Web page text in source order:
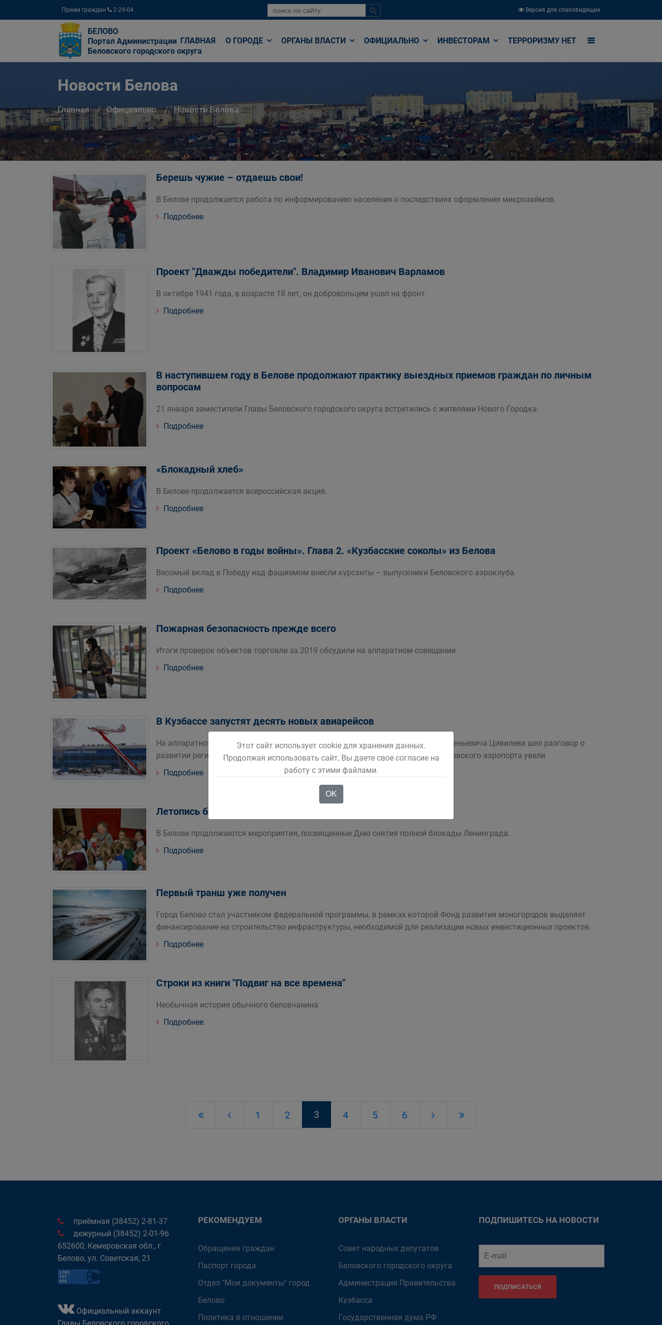
Прием граждан 2-29-04 Версия для слабовидящих
БЕЛОВО
Портал Администрации
Беловского городского округа
ГЛАВНАЯ О ГОРОДЕ ОРГАНЫ ВЛАСТИ ОФИЦИАЛЬНО ИНВЕСТОРАМ ТЕРРОРИЗМУ НЕТ
Новости Белова
Главная Официально Новости Белова
Берешь чужие – отдаешь свои!
В Белове продолжается работа по информированию населения о последствиях оформления микрозаймов.
Подробнее
Проект "Дважды победители". Владимир Иванович Варламов
В октябре 1941 года, в возрасте 18 лет, он добровольцем ушел на фронт.
Подробнее
В наступившем году в Белове продолжают практику выездных приемов граждан по личным
вопросам
21 января заместители Главы Беловского городского округа встретились с жителями Нового Городка.
Подробнее
«Блокадный хлеб»
В Белове продолжается всероссийская акция.
Подробнее
Проект «Белово в годы войны». Глава 2. «Кузбасские соколы» из Белова
Весомый вклад в Победу над фашизмом внесли курсанты – выпускники Беловского аэроклуба.
Подробнее
Пожарная безопасность прежде всего
Итоги проверок объектов торговли за 2019 обсудили на аппаратном совещании.
Подробнее
В Кузбассе запустят десять новых авиарейсов
На аппаратном совещании под руководством Губернатора Кузбасса Сергея Евгеньевича Цивилева шел разговор о
развитии региональных авиаперевозок Так в 2019 году пассажиропоток кемеровского аэропорта увели
Подробнее
Летопись блокадного Ленинграда
В Белове продолжаются мероприятия, посвященные Дню снятия полной блокады Ленинграда.
Подробнее
Первый транш уже получен
Город Белово стал участником федеральной программы, в рамках которой Фонд развития моногородов выделяет
финансирование на строительство инфраструктуры, необходимой для реализации новых инвестиционных проектов.
Подробнее
Строки из книги "Подвиг на все времена"
Необычная история обычного беловчанина
Подробнее
1 2 3 4 5 6
приёмная (38452) 2-81-37
дежурный (38452) 2-01-96
652600, Кемеровская обл., г.
Белово, ул. Советская, 21
Официальный аккаунт
РЕКОМЕНДУЕМ
Обращения граждан
Паспорт города
Отдел "Мои документы" город
Белово
Политика в отношении
ОРГАНЫ ВЛАСТИ
Совет народных депутатов
Беловского городского округа
Администрация Правительства
Кузбасса
Государственная дума РФ
ПОДПИШИТЕСЬ НА НОВОСТИ
ПОДПИСАТЬСЯ
Этот сайт использует cookie для хранения данных.
Продолжая использовать сайт, Вы даете свое согласие на
работу с этими файлами.
OK